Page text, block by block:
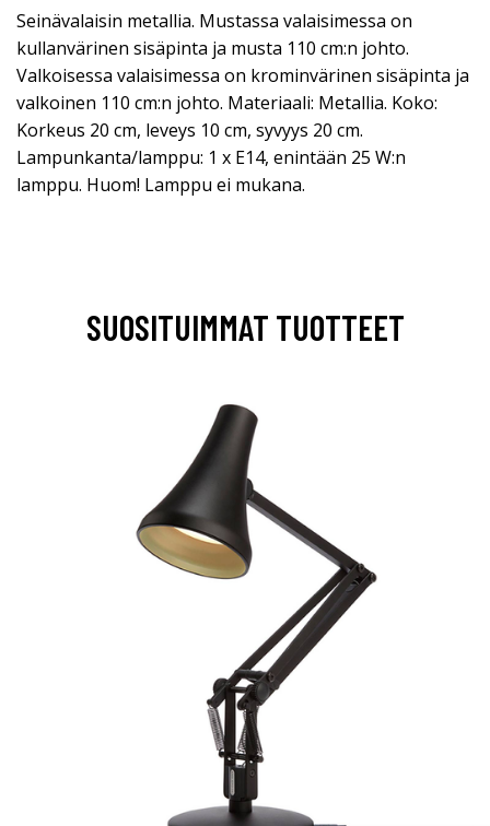
Seinävalaisin metallia. Mustassa valaisimessa on
kullanvärinen sisäpinta ja musta 110 cm:n johto.
Valkoisessa valaisimessa on krominvärinen sisäpinta ja
valkoinen 110 cm:n johto. Materiaali: Metallia. Koko:
Korkeus 20 cm, leveys 10 cm, syvyys 20 cm.
Lampunkanta/lamppu: 1 x E14, enintään 25 W:n
lamppu. Huom! Lamppu ei mukana.
SUOSITUIMMAT TUOTTEET